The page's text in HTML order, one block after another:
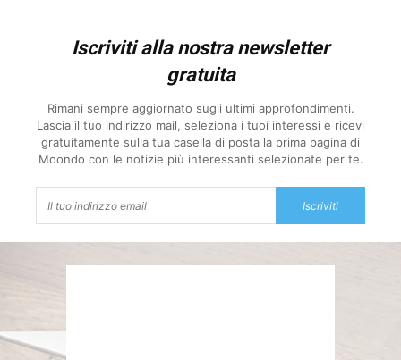
Iscriviti alla nostra newsletter
gratuita
Rimani sempre aggiornato sugli ultimi approfondimenti.
Lascia il tuo indirizzo mail, seleziona i tuoi interessi e ricevi
gratuitamente sulla tua casella di posta la prima pagina di
Moondo con le notizie più interessanti selezionate per te.
Iscriviti